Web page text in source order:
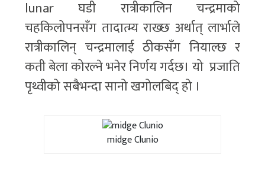
lunar घडी रात्रीकालिन चन्द्रमाको
चहकिलोपनसँग तादात्म्य राख्छ अर्थात् लार्भाले
रात्रीकालिन् चन्द्रमालाई ठीकसँग नियाल्छ र
कती बेला कोरल्ने भनेर निर्णय गर्दछ। यो प्रजाति
पृथ्वीको सबैभन्दा सानो खगोलबिद् हो ।
midge Clunio